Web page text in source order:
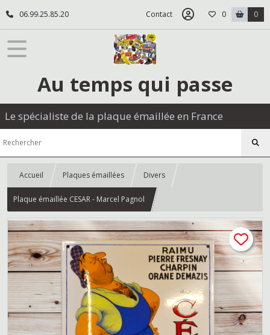
06.99.25.85.20 Contact 0 0
Au temps qui passe
Le spécialiste de la plaque émaillée en France
Accueil Plaques émaillées Divers
Plaque émaillée CESAR - Marcel Pagnol